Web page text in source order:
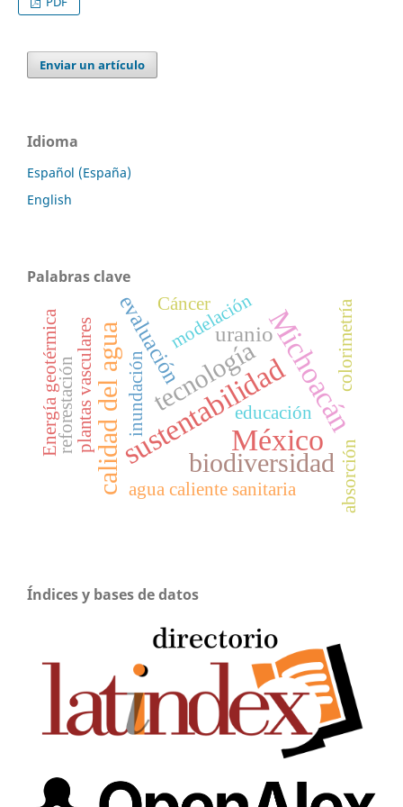
Enviar un artículo
Idioma
Español (España)
English
Palabras clave
sustentabilidadMichoacán
México
calidad del agua biodiversidad
tecnología
evaluación uranio
plantas vasculares
agua caliente sanitaria
reforestación
Energía geotérmica inundación
modelación colorimetría
educación
Cáncer
absorción
Índices y bases de datos